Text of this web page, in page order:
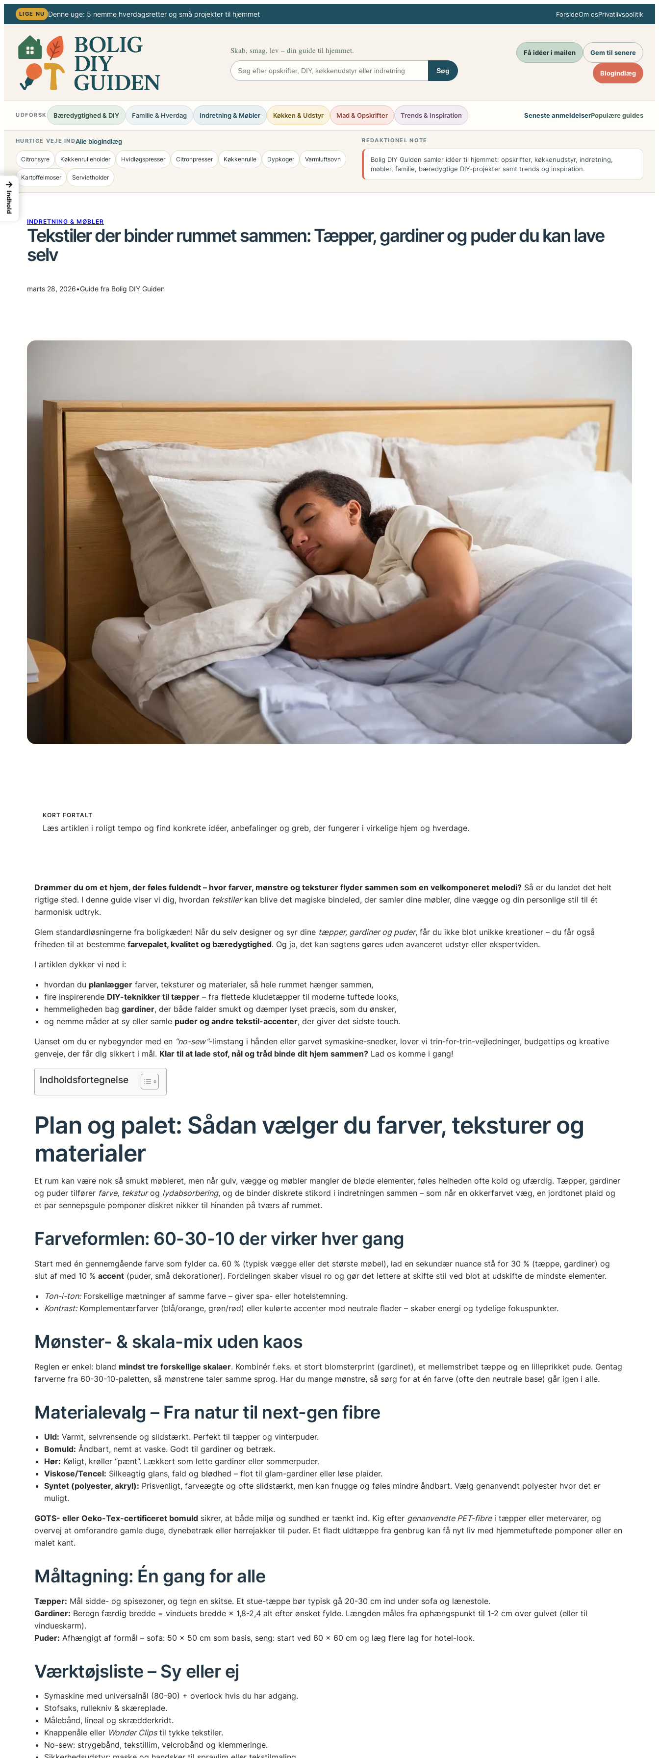
Spring
til
indhold
LIGE NU Denne uge: 5 nemme hverdagsretter og små projekter til hjemmet ForsideOm osPrivatlivspolitik
Skab, smag, lev – din guide til hjemmet.
Søg
Få idéer i mailen Gem til senere
Blogindlæg
UDFORSK Bæredygtighed & DIY Familie & Hverdag Indretning & Møbler Køkken & Udstyr Mad & Opskrifter Trends & Inspiration Seneste anmeldelserPopulære guides
HURTIGE VEJE INDAlle blogindlæg
Citronsyre Køkkenrulleholder Hvidløgspresser Citronpresser Køkkenrulle Dypkoger Varmluftsovn
Kartoffelmoser Servietholder
REDAKTIONEL NOTE
Bolig DIY Guiden samler idéer til hjemmet: opskrifter, køkkenudstyr, indretning,
møbler, familie, bæredygtige DIY-projekter samt trends og inspiration.
INDRETNING & MØBLER
Tekstiler der binder rummet sammen: Tæpper, gardiner og puder du kan lave
selv
marts 28, 2026•Guide fra Bolig DIY Guiden
KORT FORTALT
Læs artiklen i roligt tempo og find konkrete idéer, anbefalinger og greb, der fungerer i virkelige hjem og hverdage.
Drømmer du om et hjem, der føles fuldendt – hvor farver, mønstre og teksturer flyder sammen som en velkomponeret melodi? Så er du landet det helt
rigtige sted. I denne guide viser vi dig, hvordan tekstilerkan blive det magiske bindeled, der samler dine møbler, dine vægge og din personlige stil til ét
harmonisk udtryk.
Glem standardløsningerne fra boligkæden! Når du selv designer og syr dine tæpper, gardiner og puder, får du ikke blot unikke kreationer – du får også
friheden til at bestemme farvepalet, kvalitet og bæredygtighed. Og ja, det kan sagtens gøres uden avanceret udstyr eller ekspertviden.
I artiklen dykker vi ned i:
hvordan du planlægger farver, teksturer og materialer, så hele rummet hænger sammen,
fire inspirerende DIY-teknikker til tæpper – fra flettede kludetæpper til moderne tuftede looks,
hemmeligheden bag gardiner, der både falder smukt og dæmper lyset præcis, som du ønsker,
og nemme måder at sy eller samle puder og andre tekstil-accenter, der giver det sidste touch.
Uanset om du er nybegynder med en “no-sew”-limstang i hånden eller garvet symaskine-snedker, lover vi trin-for-trin-vejledninger, budgettips og kreative
genveje, der får dig sikkert i mål. Klar til at lade stof, nål og tråd binde dit hjem sammen? Lad os komme i gang!
Indholdsfortegnelse
Plan og palet: Sådan vælger du farver, teksturer og
materialer
Et rum kan være nok så smukt møbleret, men når gulv, vægge og møbler mangler de bløde elementer, føles helheden ofte kold og ufærdig. Tæpper, gardiner
og puder tilfører farve, teksturog lydabsorbering, og de binder diskrete stikord i indretningen sammen – som når en okkerfarvet væg, en jordtonet plaid og
et par sennepsgule pomponer diskret nikker til hinanden på tværs af rummet.
Farveformlen: 60-30-10 der virker hver gang
Start med én gennemgående farve som fylder ca. 60 % (typisk vægge eller det største møbel), lad en sekundær nuance stå for 30 % (tæppe, gardiner) og
slut af med 10 % accent (puder, små dekorationer). Fordelingen skaber visuel ro og gør det lettere at skifte stil ved blot at udskifte de mindste elementer.
Ton-i-ton:Forskellige mætninger af samme farve – giver spa- eller hotelstemning.
Kontrast:Komplementærfarver (blå/orange, grøn/rød) eller kulørte accenter mod neutrale flader – skaber energi og tydelige fokuspunkter.
Mønster- & skala-mix uden kaos
Reglen er enkel: bland mindst tre forskellige skalaer. Kombinér f.eks. et stort blomsterprint (gardinet), et mellemstribet tæppe og en lilleprikket pude. Gentag
farverne fra 60-30-10-paletten, så mønstrene taler samme sprog. Har du mange mønstre, så sørg for at én farve (ofte den neutrale base) går igen i alle.
Materialevalg – Fra natur til next-gen fibre
Uld: Varmt, selvrensende og slidstærkt. Perfekt til tæpper og vinterpuder.
Bomuld: Åndbart, nemt at vaske. Godt til gardiner og betræk.
Hør: Køligt, krøller “pænt”. Lækkert som lette gardiner eller sommerpuder.
Viskose/Tencel: Silkeagtig glans, fald og blødhed – flot til glam-gardiner eller løse plaider.
Syntet (polyester, akryl): Prisvenligt, farveægte og ofte slidstærkt, men kan fnugge og føles mindre åndbart. Vælg genanvendt polyester hvor det er
muligt.
GOTS- eller Oeko-Tex-certificeret bomuld sikrer, at både miljø og sundhed er tænkt ind. Kig efter genanvendte PET-fibrei tæpper eller metervarer, og
overvej at omforandre gamle duge, dynebetræk eller herrejakker til puder. Et fladt uldtæppe fra genbrug kan få nyt liv med hjemmetuftede pomponer eller en
malet kant.
Måltagning: Én gang for alle
Tæpper: Mål sidde- og spisezoner, og tegn en skitse. Et stue-tæppe bør typisk gå 20-30 cm ind under sofa og lænestole.
Gardiner: Beregn færdig bredde = vinduets bredde × 1,8-2,4 alt efter ønsket fylde. Længden måles fra ophængs­punkt til 1-2 cm over gulvet (eller til
vindueskarm).
Puder: Afhængigt af formål – sofa: 50 × 50 cm som basis, seng: start ved 60 × 60 cm og læg flere lag for hotel-look.
Værktøjsliste – Sy eller ej
Symaskine med universalnål (80-90) + overlock hvis du har adgang.
Stofsaks, rullekniv & skæreplade.
Målebånd, lineal og skrædderkridt.
Knappenåle eller Wonder Clipstil tykke tekstiler.
No-sew: strygebånd, tekstillim, velcrobånd og klemmeringe.
→
Indhold